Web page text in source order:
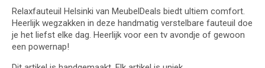
Relaxfauteuil Helsinki van MeubelDeals biedt ultiem comfort.
Heerlijk wegzakken in deze handmatig verstelbare fauteuil doe
je het liefst elke dag. Heerlijk voor een tv avondje of gewoon
een powernap!